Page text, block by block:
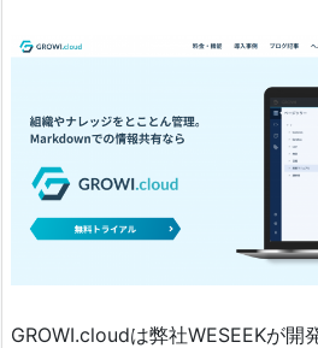
GROWI.cloudは弊社WESEEKが開